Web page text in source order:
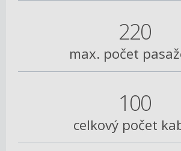
220
max. počet
100
celkový počet